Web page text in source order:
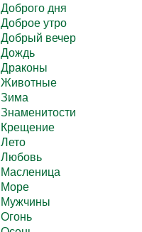
Доброго дня
Доброе утро
Добрый вечер
Дождь
Драконы
Животные
Зима
Знаменитости
Крещение
Лето
Любовь
Масленица
Море
Мужчины
Огонь